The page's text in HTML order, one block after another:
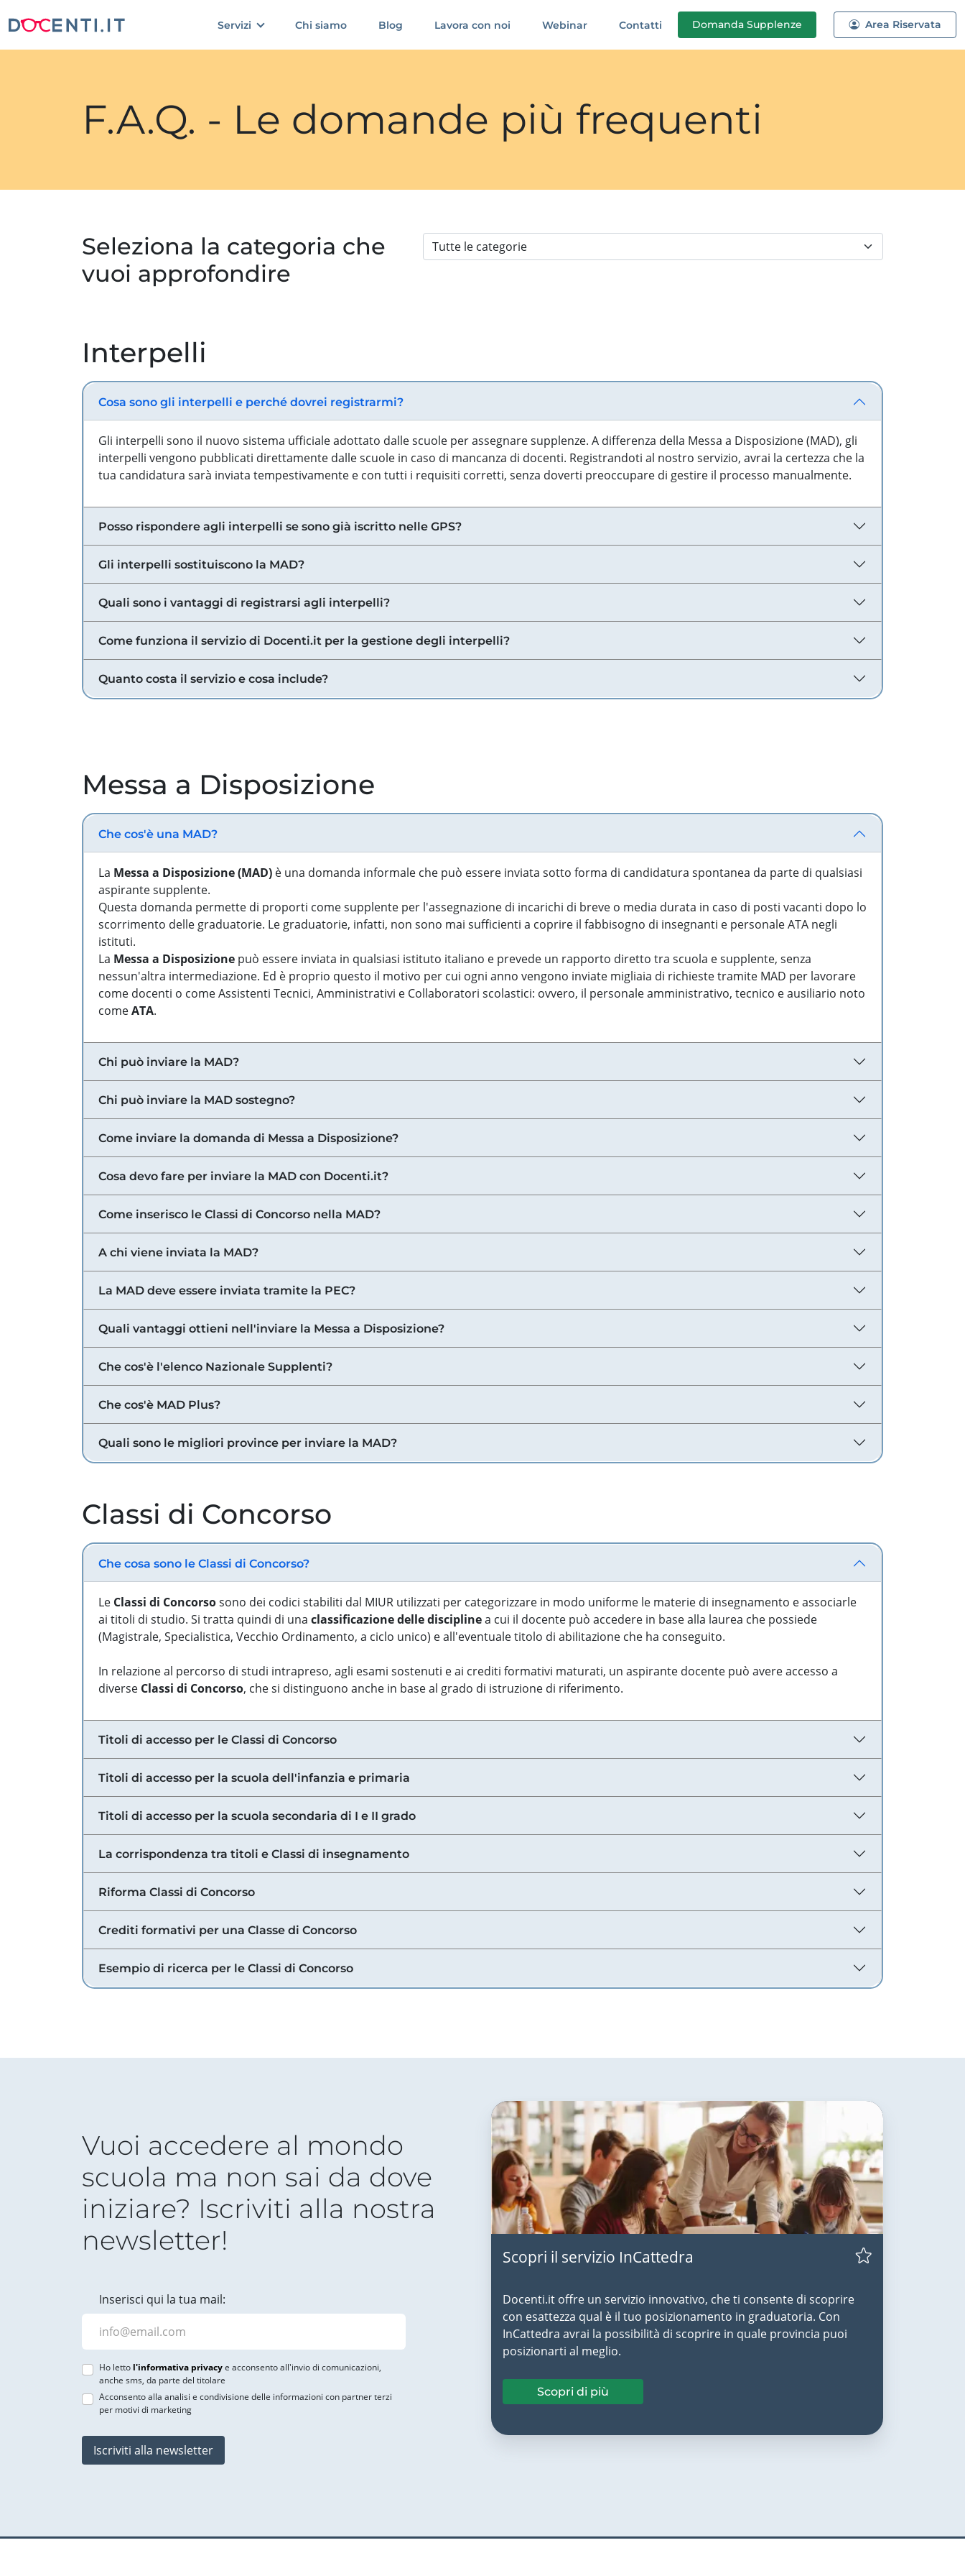
Servizi Chi siamo Blog Lavora con noi Webinar Contatti Domanda Supplenze Area Riservata
F.A.Q. - Le domande più frequenti
Seleziona la categoria che
vuoi approfondire
Interpelli
Cosa sono gli interpelli e perché dovrei registrarmi?
Gli interpelli sono il nuovo sistema ufficiale adottato dalle scuole per assegnare supplenze. A differenza della Messa a Disposizione (MAD), gli
interpelli vengono pubblicati direttamente dalle scuole in caso di mancanza di docenti. Registrandoti al nostro servizio, avrai la certezza che la
tua candidatura sarà inviata tempestivamente e con tutti i requisiti corretti, senza doverti preoccupare di gestire il processo manualmente.
Posso rispondere agli interpelli se sono già iscritto nelle GPS?
Gli interpelli sostituiscono la MAD?
Quali sono i vantaggi di registrarsi agli interpelli?
Come funziona il servizio di Docenti.it per la gestione degli interpelli?
Quanto costa il servizio e cosa include?
Messa a Disposizione
Che cos'è una MAD?
La Messa a Disposizione (MAD) è una domanda informale che può essere inviata sotto forma di candidatura spontanea da parte di qualsiasi
aspirante supplente.
Questa domanda permette di proporti come supplente per l'assegnazione di incarichi di breve o media durata in caso di posti vacanti dopo lo
scorrimento delle graduatorie. Le graduatorie, infatti, non sono mai sufficienti a coprire il fabbisogno di insegnanti e personale ATA negli
istituti.
La Messa a Disposizione può essere inviata in qualsiasi istituto italiano e prevede un rapporto diretto tra scuola e supplente, senza
nessun'altra intermediazione. Ed è proprio questo il motivo per cui ogni anno vengono inviate migliaia di richieste tramite MAD per lavorare
come docenti o come Assistenti Tecnici, Amministrativi e Collaboratori scolastici: ovvero, il personale amministrativo, tecnico e ausiliario noto
comeATA.
Chi può inviare la MAD?
Chi può inviare la MAD sostegno?
Come inviare la domanda di Messa a Disposizione?
Cosa devo fare per inviare la MAD con Docenti.it?
Come inserisco le Classi di Concorso nella MAD?
A chi viene inviata la MAD?
La MAD deve essere inviata tramite la PEC?
Quali vantaggi ottieni nell'inviare la Messa a Disposizione?
Che cos'è l'elenco Nazionale Supplenti?
Che cos'è MAD Plus?
Quali sono le migliori province per inviare la MAD?
Classi di Concorso
Che cosa sono le Classi di Concorso?
Le Classi di Concorsosono dei codici stabiliti dal MIUR utilizzati per categorizzare in modo uniforme le materie di insegnamento e associarle
ai titoli di studio. Si tratta quindi di una classificazione delle disciplinea cui il docente può accedere in base alla laurea che possiede
(Magistrale, Specialistica, Vecchio Ordinamento, a ciclo unico) e all'eventuale titolo di abilitazione che ha conseguito.
In relazione al percorso di studi intrapreso, agli esami sostenuti e ai crediti formativi maturati, un aspirante docente può avere accesso a
diverse Classi di Concorso, che si distinguono anche in base al grado di istruzione di riferimento.
Titoli di accesso per le Classi di Concorso
Titoli di accesso per la scuola dell'infanzia e primaria
Titoli di accesso per la scuola secondaria di I e II grado
La corrispondenza tra titoli e Classi di insegnamento
Riforma Classi di Concorso
Crediti formativi per una Classe di Concorso
Esempio di ricerca per le Classi di Concorso
Vuoi accedere al mondo
scuola ma non sai da dove
iniziare? Iscriviti alla nostra
newsletter!
Inserisci qui la tua mail:
Ho letto l'informativa privacye acconsento all'invio di comunicazioni,
anche sms, da parte del titolare
Acconsento alla analisi e condivisione delle informazioni con partner terzi
per motivi di marketing
Iscriviti alla newsletter
Scopri il servizio InCattedra
Docenti.it offre un servizio innovativo, che ti consente di scoprire
con esattezza qual è il tuo posizionamento in graduatoria. Con
InCattedra avrai la possibilità di scoprire in quale provincia puoi
posizionarti al meglio.
Scopri di più